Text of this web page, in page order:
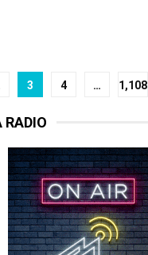
3 4 … 1,108
RADIO